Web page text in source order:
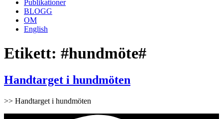
Publikationer
BLOGG
OM
English
Etikett: #hundmöte#
Handtarget i hundmöten
>> Handtarget i hundmöten